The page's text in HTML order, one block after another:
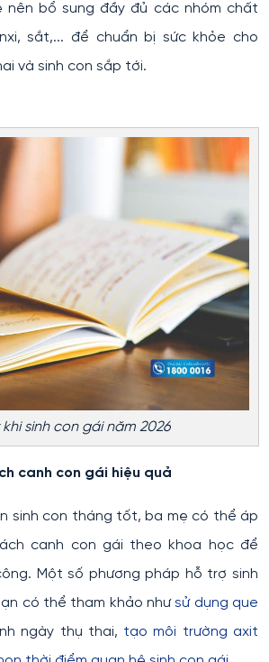
nên bổ sung đầy đủ các nhóm chất
sắt,... để chuẩn bị sức khỏe cho
và sinh con sắp tới.
khi sinh con gái năm 2026
canh con gái hiệu quả
sinh con tháng tốt, ba mẹ có thể áp
canh con gái theo khoa học để
Một số phương pháp hỗ trợ sinh
có thể tham khảo nhưsử dụng que
ngày thụ thai, tạo môi trường axit